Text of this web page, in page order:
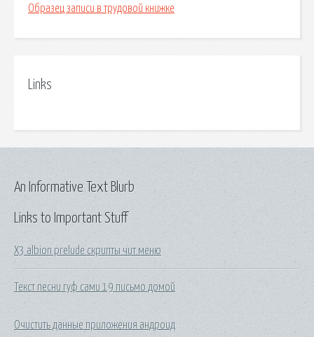
Образец записи в трудовой книжке
Links
Links to Important Stuff
X3 albion prelude скрипты чит меню
Текст песни гуф сами 19 письмо домой
Очистить данные приложения андроид
An Informative Text Blurb